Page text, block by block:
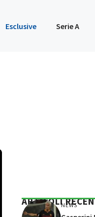
Esclusive Serie A
ARTICOLINEWS